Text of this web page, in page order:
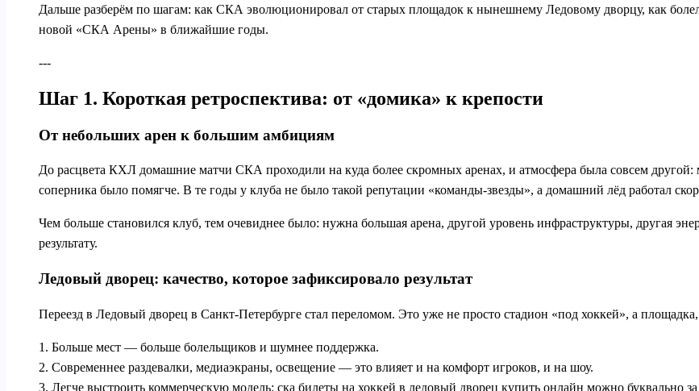
Дальше разберём по шагам: как СКА эволюционировал от старых площадок к нынешнему Ледовому дворцу, как
новой «СКА Арены» в ближайшие годы.
---
Шаг 1. Короткая ретроспектива: от «домика» к крепости
От небольших арен к большим амбициям
До расцвета КХЛ домашние матчи СКА проходили на куда более скромных аренах, и атмосфера была совсем
соперника было помягче. В те годы у клуба не было такой репутации «команды-звезды», а домашний лёд работал
Чем больше становился клуб, тем очевиднее было: нужна большая арена, другой уровень инфраструктуры, другая
результату.
Ледовый дворец: качество, которое зафиксировало результат
Переезд в Ледовый дворец в Санкт‑Петербурге стал переломом. Это уже не просто стадион «под хоккей», а площадка,
1. Больше мест — больше болельщиков и шумнее поддержка.
2. Современнее раздевалки, медиаэкраны, освещение — это влияет и на комфорт игроков, и на шоу.
3. Легче выстроить коммерческую модель: ска билеты на хоккей в ледовый дворец купить онлайн можно буквально